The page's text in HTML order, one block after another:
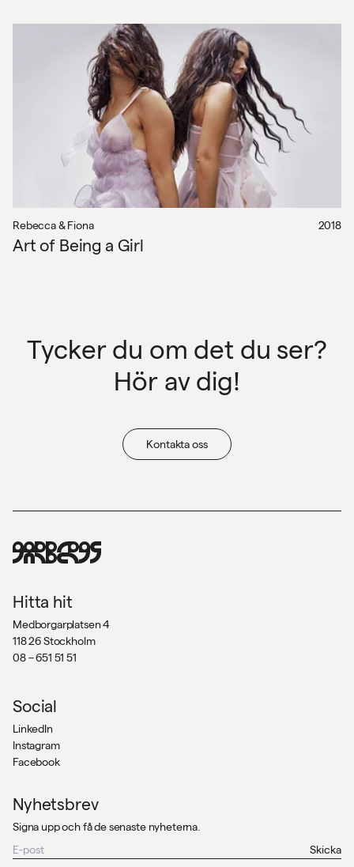
Rebecca & Fiona 2018
Art of Being a Girl
Tycker du om det du ser?
Hör av dig!
Kontakta oss
Hitta hit
Medborgarplatsen 4
118 26 Stockholm
08 – 651 51 51
Social
LinkedIn
Instagram
Facebook
Nyhetsbrev
Signa upp och få de senaste nyheterna.